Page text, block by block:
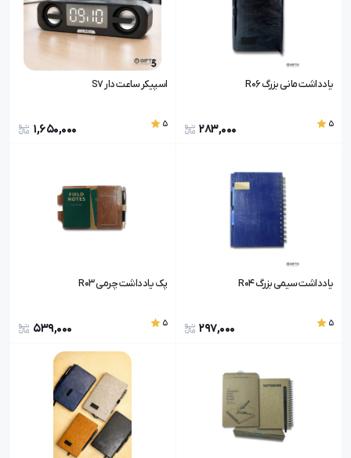
یادداشت مانی بزرگ R06
5
283,000
اسپیکر ساعت دار S7
5
1,650,000
یادداشت سیمی بزرگ R0۴
5
297,000
پک یادداشت چرمی R03
5
539,000